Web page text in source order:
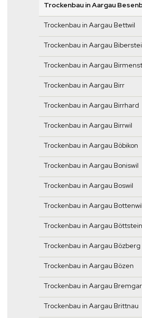
Trockenbau in Aargau
Trockenbau in Aargau Bettwil
Trockenbau in Aargau
Trockenbau in Aargau
Trockenbau in Aargau Birr
Trockenbau in Aargau Birrhard
Trockenbau in Aargau Birrwil
Trockenbau in Aargau Böbikon
Trockenbau in Aargau Boniswil
Trockenbau in Aargau Boswil
Trockenbau in Aargau Bottenwil
Trockenbau in Aargau Böttstein
Trockenbau in Aargau Bözberg
Trockenbau in Aargau Bözen
Trockenbau in Aargau
Trockenbau in Aargau Brittnau